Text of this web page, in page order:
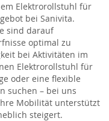
Elektrorollstuhl für
bei Sanivita.
sind darauf
optimal zu
bei Aktivitäten im
Elektrorollstuhl für
oder eine flexible
suchen – bei uns
Mobilität unterstützt
steigert.